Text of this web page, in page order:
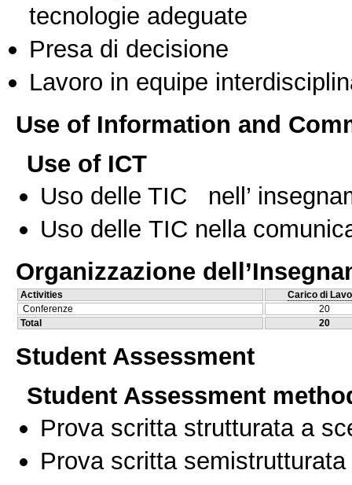
tecnologie adeguate
Presa di decisione
Lavoro in equipe
Use of Information and
Use of ICT
Uso delle TIC nell’
Uso delle TIC nella
Organizzazione
Activities
Carico di
Conferenze
20
Total
20
Student Assessment
Student Assessment
Prova scritta strutturata a
Prova scritta